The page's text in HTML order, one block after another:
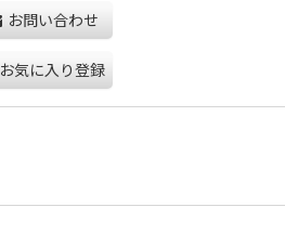
お問い合わせ
お気に入り登録